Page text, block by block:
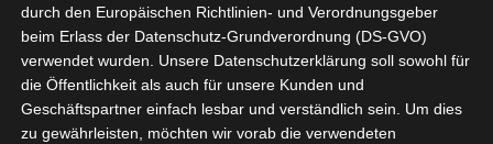
ENDERGEBNIS
Stade Boujemaa Kmiti Béjà
durch den Europäischen Richtlinien- und Verordnungsgeber
beim Erlass der Datenschutz-Grundverordnung (DS-GVO)
verwendet wurden. Unsere Datenschutzerklärung soll sowohl für
die Öffentlichkeit als auch für unsere Kunden und
Geschäftspartner einfach lesbar und verständlich sein. Um dies
zu gewährleisten, möchten wir vorab die verwendeten